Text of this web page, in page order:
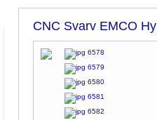
CNC Svarv EMCO